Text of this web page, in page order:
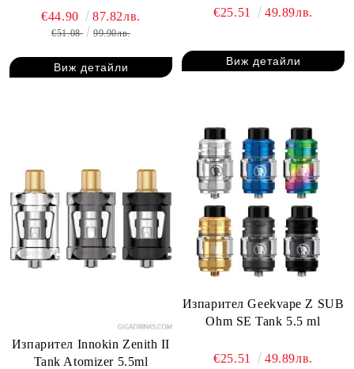
4.5ml
€44.90 87.82лв.
€51.08 99.90лв.
Виж детайли
€25.51 49.89лв.
Виж детайли
Изпарител Innokin Zenith II
Tank Atomizer 5.5ml
Изпарител Geekvape Z SUB
Ohm SE Tank 5.5 ml
€25.51 49.89лв.